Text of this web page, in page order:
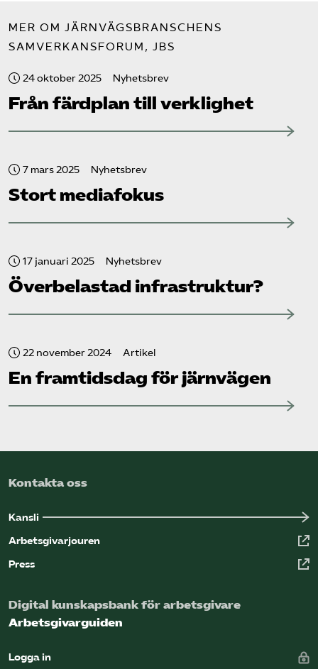
MER OM JÄRNVÄGSBRANSCHENS
SAMVERKANSFORUM, JBS
24 oktober 2025 Nyhetsbrev
Från färdplan till verklighet
7 mars 2025 Nyhetsbrev
Stort mediafokus
17 januari 2025 Nyhetsbrev
Överbelastad infrastruktur?
22 november 2024 Artikel
En framtidsdag för järnvägen
Kontakta oss
Kansli
Arbetsgivarjouren
Press
Digital kunskapsbank för arbetsgivare
Arbetsgivarguiden
Logga in